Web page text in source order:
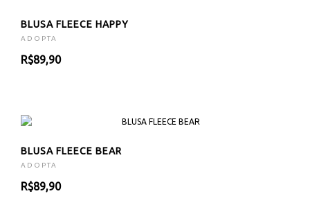
BLUSA FLEECE HAPPY
ADOPTA
R$89,90
BLUSA FLEECE BEAR
ADOPTA
R$89,90